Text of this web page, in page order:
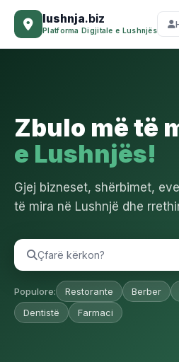
lushnja.biz
Platforma Digjitale e Lushnjës
Zbulo më të
e Lushnjës!
Gjej bizneset, shërbimet,
të mira në Lushnjë dhe
Populore: Restorante Berber
Dentistë
Farmaci